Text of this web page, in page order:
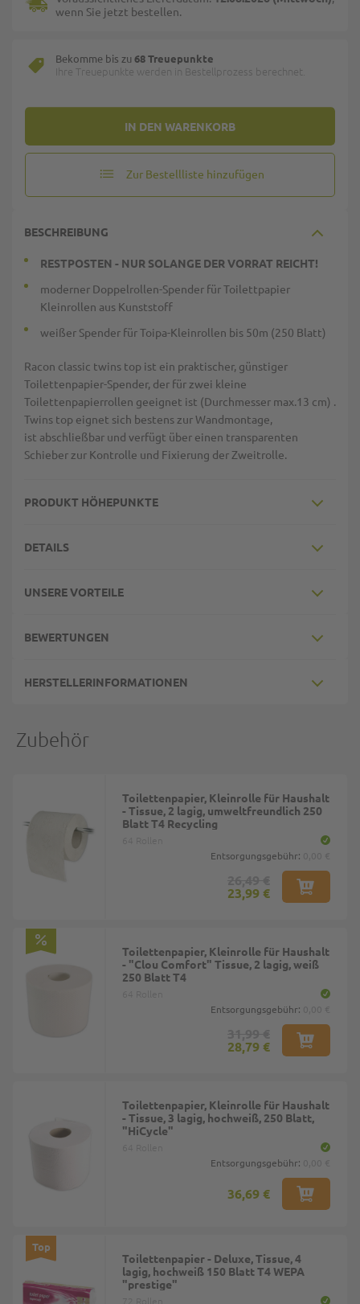
IN DEN WARENKORB
wenn Sie jetzt bestellen.
Bekomme bis zu 68 Treuepunkte
Ihre Treuepunkte werden in Bestellprozess berechnet.
Zur Bestellliste hinzufügen
BESCHREIBUNG
RESTPOSTEN - NUR SOLANGE DER VORRAT REICHT!
moderner Doppelrollen-Spender für Toilettpapier
Kleinrollen aus Kunststoff
weißer Spender für Toipa-Kleinrollen bis 50m (250 Blatt)
Racon classic twins top ist ein praktischer, günstiger
Toilettenpapier-Spender, der für zwei kleine
Toilettenpapierrollen geeignet ist (Durchmesser max.13 cm) .
Twins top eignet sich bestens zur Wandmontage,
ist abschließbar und verfügt über einen transparenten
Schieber zur Kontrolle und Fixierung der Zweitrolle.
PRODUKT HÖHEPUNKTE
DETAILS
UNSERE VORTEILE
BEWERTUNGEN
HERSTELLERINFORMATIONEN
Zubehör
Toilettenpapier, Kleinrolle für Haushalt
- Tissue, 2 lagig, umweltfreundlich 250
Blatt T4 Recycling
Entsorgungsgebühr:
23,99 €
Toilettenpapier, Kleinrolle für Haushalt
- "Clou Comfort" Tissue, 2 lagig, weiß
250 Blatt T4
Entsorgungsgebühr:
28,79 €
Toilettenpapier, Kleinrolle für Haushalt
- Tissue, 3 lagig, hochweiß, 250 Blatt,
"HiCycle"
Entsorgungsgebühr:
36,69 €
Top
Toilettenpapier - Deluxe, Tissue, 4
lagig, hochweiß 150 Blatt T4 WEPA
"prestige"